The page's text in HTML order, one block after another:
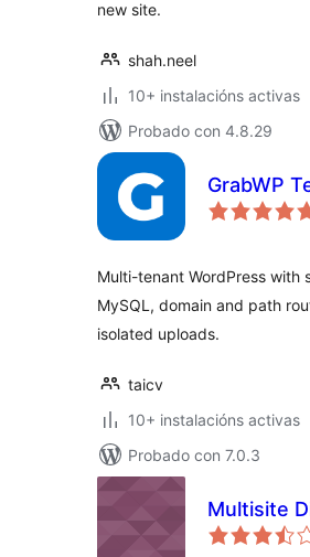
new site.
shah.neel
10+ instalacións activas
Probado con 4.8.29
GrabWP
Multi-tenant WordPress with
MySQL, domain and path
isolated uploads.
taicv
10+ instalacións activas
Probado con 7.0.3
Multisite